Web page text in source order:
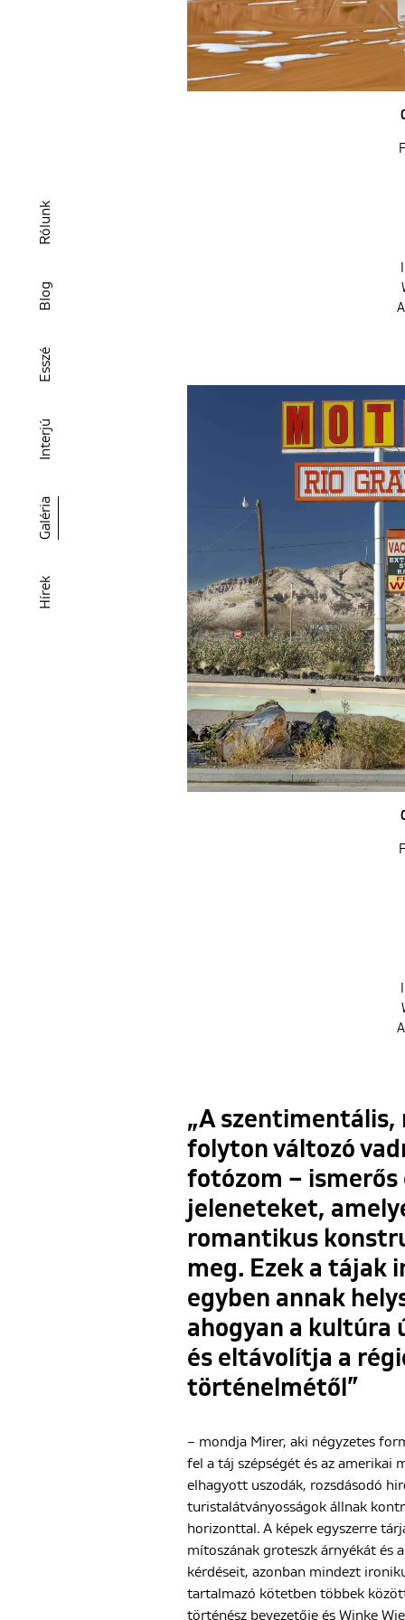
Hírek
Galéria
Interjú
Esszé
Blog
Rólunk
„A szentimentális,
folyton változó
fotózom – ismerős
jeleneteket,
romantikus
meg. Ezek a tájak
egyben annak
ahogyan a kultúra
és eltávolítja a
történelmétől”
– mondja Mirer, aki négyzetes
fel a táj szépségét és az amerikai
elhagyott uszodák, rozsdásodó
turistalátványosságok állnak
horizonttal. A képek egyszerre
mítoszának groteszk árnyékát és
kérdéseit, azonban mindezt
tartalmazó kötetben többek
történész bevezetője és Winke